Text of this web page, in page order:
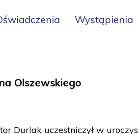
Olszewskiego
Durlak uczestniczył w
Wystąpienia